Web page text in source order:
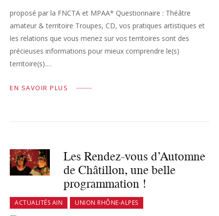
proposé par la FNCTA et MPAA* Questionnaire : Théâtre
amateur & territoire Troupes, CD, vos pratiques artistiques et
les relations que vous menez sur vos territoires sont des
précieuses informations pour mieux comprendre le(s)
territoire(s).…
EN SAVOIR PLUS
Les Rendez-vous d’Automne
de Châtillon, une belle
programmation !
ACTUALITÉS AIN
UNION RHÔNE-ALPES